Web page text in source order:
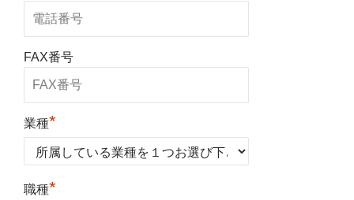
FAX番号
業種*
職種*